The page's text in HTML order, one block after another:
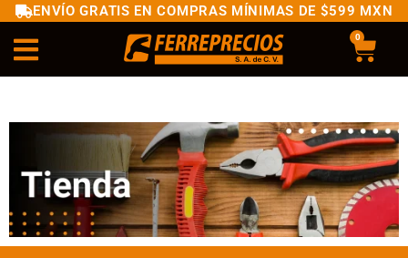
ENVÍO GRATIS EN COMPRAS MÍNIMAS DE $599 MXN
0